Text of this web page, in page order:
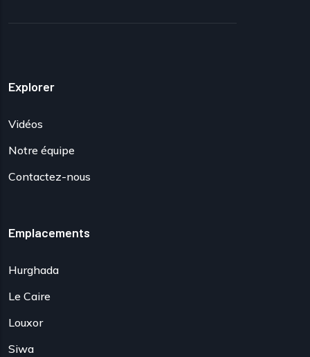
Explorer
Vidéos
Notre équipe
Contactez-nous
Emplacements
Hurghada
Le Caire
Louxor
Siwa